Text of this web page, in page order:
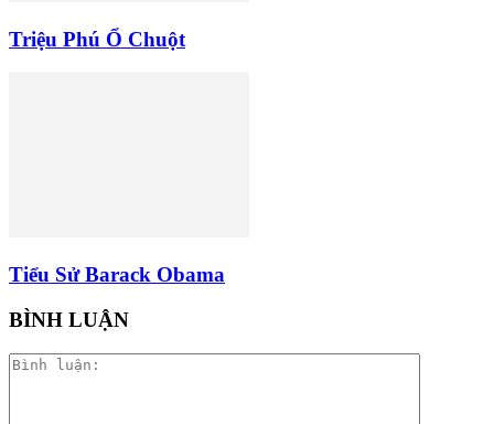
Triệu Phú Ổ Chuột
Tiểu Sử Barack Obama
BÌNH LUẬN